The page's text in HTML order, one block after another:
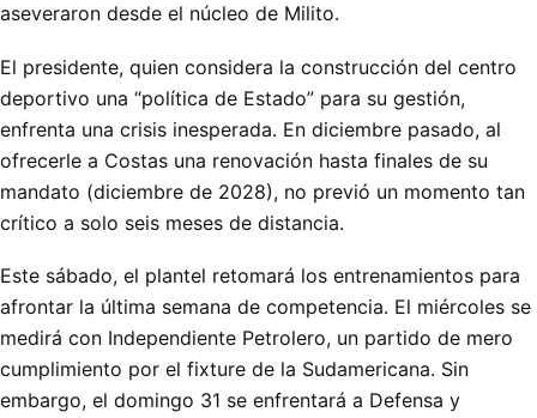
aseveraron desde el núcleo de Milito.
El presidente, quien considera la construcción del centro
deportivo una “política de Estado” para su gestión,
enfrenta una crisis inesperada. En diciembre pasado, al
ofrecerle a Costas una renovación hasta finales de su
mandato (diciembre de 2028), no previó un momento tan
crítico a solo seis meses de distancia.
Este sábado, el plantel retomará los entrenamientos para
afrontar la última semana de competencia. El miércoles se
medirá con Independiente Petrolero, un partido de mero
cumplimiento por el fixture de la Sudamericana. Sin
embargo, el domingo 31 se enfrentará a Defensa y